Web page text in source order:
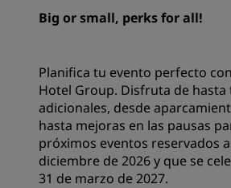
Big or small, perks for all!
Planifica tu evento perfecto
Hotel Group. Disfruta de hasta
adicionales, desde
hasta mejoras en las pausas
próximos eventos reservados
diciembre de 2026 y que se
31 de marzo de 2027.